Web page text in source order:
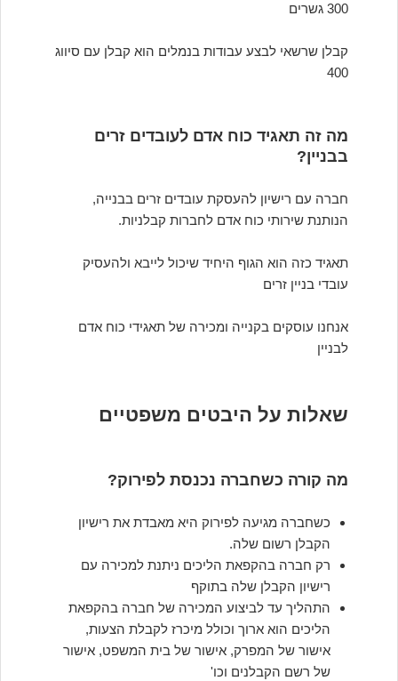
300 גשרים
קבלן שרשאי לבצע עבודות בנמלים הוא קבלן עם סיווג
400
מה זה תאגיד כוח אדם לעובדים זרים
בבניין?
חברה עם רישיון להעסקת עובדים זרים בבנייה,
הנותנת שירותי כוח אדם לחברות קבלניות.
תאגיד כזה הוא הגוף היחיד שיכול לייבא ולהעסיק
עובדי בניין זרים
אנחנו עוסקים בקנייה ומכירה של תאגידי כוח אדם
לבניין
שאלות על היבטים משפטיים
מה קורה כשחברה נכנסת לפירוק?
כשחברה מגיעה לפירוק היא מאבדת את רישיון
הקבלן רשום שלה.
רק חברה בהקפאת הליכים ניתנת למכירה עם
רישיון הקבלן שלה בתוקף
התהליך עד לביצוע המכירה של חברה בהקפאת
הליכים הוא ארוך וכולל מיכרז לקבלת הצעות,
אישור של המפרק, אישור של בית המשפט, אישור
של רשם הקבלנים וכו'